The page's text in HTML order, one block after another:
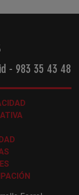
- 983 35 43 48